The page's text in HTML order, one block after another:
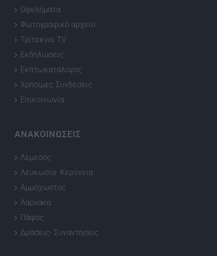
Ωφελήματα
Φωτογραφικό αρχείο
Τρίτεκνοι TV
Εκδηλώσεις
Εκπτωκατάλογος
Χρήσιμες Συνδέσεις
Επικοινωνία
ΑΝΑΚΟΙΝΩΣΕΙΣ
Λεμεσός
Λευκωσία- Κερύνεια
Αμμόχωστος
Λάρνακα
Πάφος
Δράσεις- Συναντήσεις